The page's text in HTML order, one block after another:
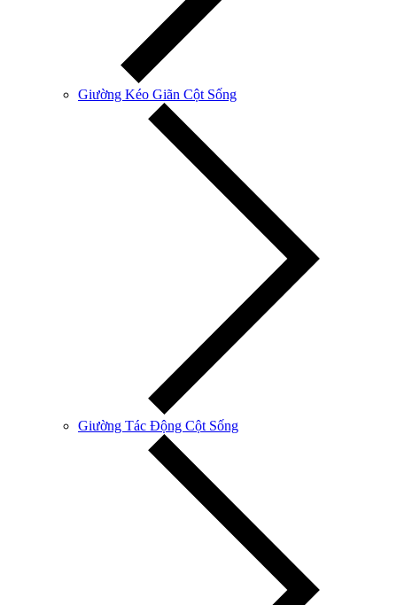
Giường Kéo Giãn Cột Sống
Giường Tác Động Cột Sống